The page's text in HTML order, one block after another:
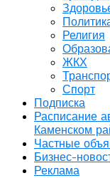
Религия
ЖКХ
Спорт
Подписка
Расписание
Каменском
Частные
Бизнес-
Реклама